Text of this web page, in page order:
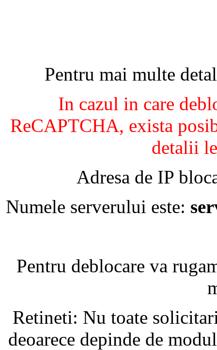
Pentru mai multe
In cazul in care
ReCAPTCHA, exista
detalii
Adresa de IP
Numele serverului este:
Pentru deblocare va
Retineti: Nu toate
deoarece depinde de